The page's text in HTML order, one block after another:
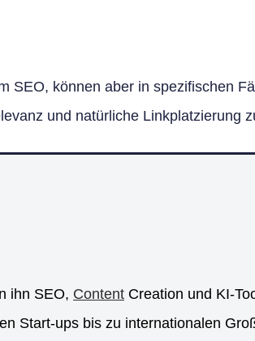
SEO, können aber in spezifischen
und natürliche Linkplatzierung
ihn SEO, Content Creation und KI-
Start-ups bis zu internationalen